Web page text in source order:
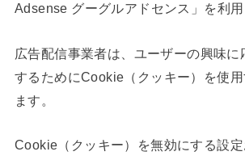
Adsense グーグルアドセンス」を利用
広告配信事業者は、ユーザーの興味
するためにCookie（クッキー）を使
ます。
Cookie（クッキー）を無効にする設